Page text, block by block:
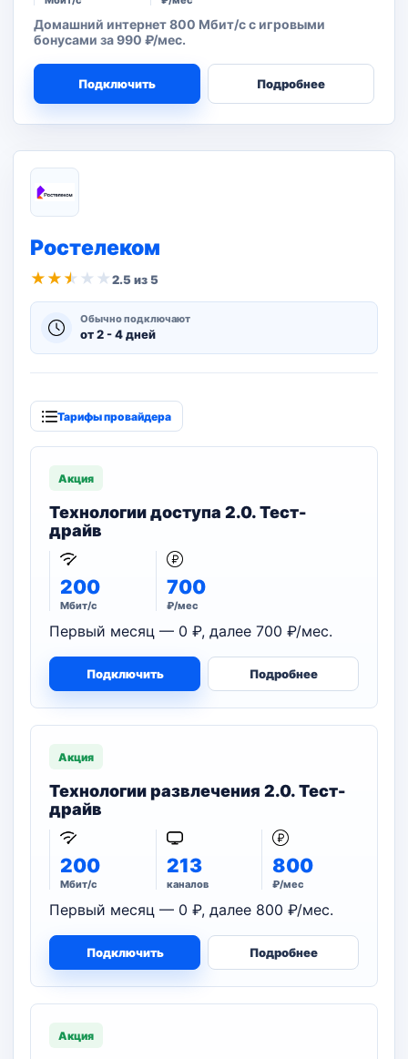
Домашний интернет 800 Мбит/с с игровыми
бонусами за 990 ₽/мес.
Подключить Подробнее
Ростелеком
★ ★ ★ ★ ★2.5 из 5
Обычно подключают
от 2 - 4 дней
Тарифы провайдера
Акция
Технологии доступа 2.0. Тест-
драйв
200
Мбит/с
700
₽/мес
Первый месяц — 0 ₽, далее 700 ₽/мес.
Подключить Подробнее
Акция
Технологии развлечения 2.0. Тест-
драйв
200
Мбит/с
213
каналов
800
₽/мес
Первый месяц — 0 ₽, далее 800 ₽/мес.
Подключить Подробнее
Акция